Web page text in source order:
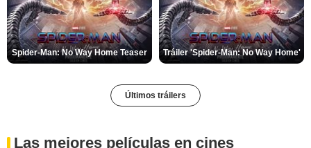
Spider-Man: No Way Home Teaser Tráiler 'Spider-Man: No Way Home'
Últimos tráilers
Las mejores películas en cines